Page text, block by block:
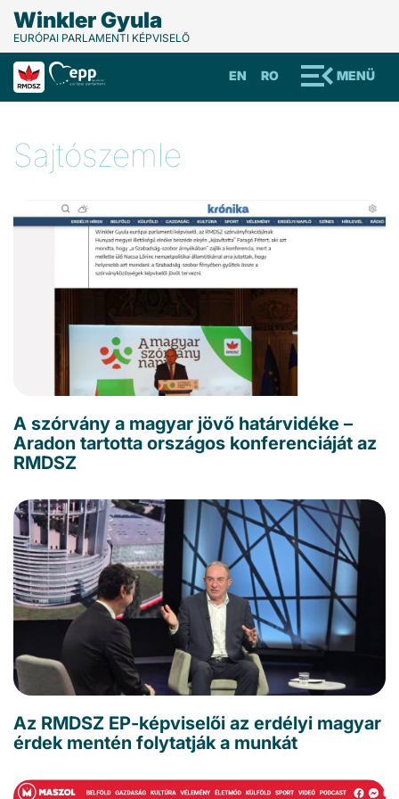
Winkler Gyula
EURÓPAI PARLAMENTI KÉPVISELŐ
MENÜ
RO
EN
Sajtószemle
A szórvány a magyar jövő határvidéke –
Aradon tartotta országos konferenciáját az
RMDSZ
Az RMDSZ EP-képviselői az erdélyi magyar
érdek mentén folytatják a munkát